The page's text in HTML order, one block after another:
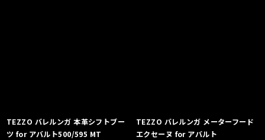
TEZZO バレルンガ 本革シフトブー
ツ for アバルト500/595 MT
TEZZO バレルンガ メーターフード
エクセーヌ for アバルト